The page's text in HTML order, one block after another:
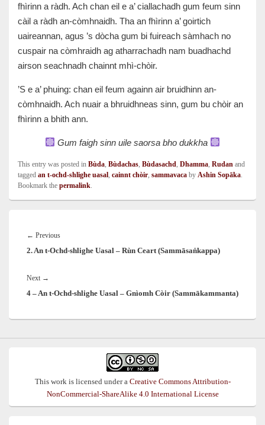
fhìrinn a ràdh. Ach chan eil e a’ ciallachadh gum feum sinn
càil a ràdh an-còmhnaidh. Tha an fhìrinn a’ goirtich
uaireannan, agus ’s dòcha gum bi fuireach sàmhach no
cuspair na còmhraidh ag atharrachadh nam buadhachd
airson seachnadh chainnt mhì-chòir.
’S e a’ phuing: chan eil feum againn air bruidhinn an-
còmhnaidh. Ach nuair a bhruidhneas sinn, gum bu chòir an
fhìrinn a bhith ann.
Gum faigh sinn uile saorsa bho dukkha
This entry was posted in Bùda, Bùdachas, Bùdasachd, Dhamma, Rudan and
tagged an t-ochd-shlighe uasal, cainnt chòir, sammavaca by Ashin Sopāka.
Bookmark the permalink.
navigation
← PreviousPrevious
post:
2. An t-Ochd-shlighe Uasal – Rùn Ceart (Sammāsaṅkappa)
Next →
post:
4 – An t-Ochd-shlighe Uasal – Gnìomh Còir (Sammākammanta)
This work is licensed under a Creative Commons Attribution-
NonCommercial-ShareAlike 4.0 International License